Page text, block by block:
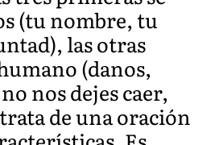
(tu nombre, tu
las otras
(danos,
nos dejes caer,
de una oración